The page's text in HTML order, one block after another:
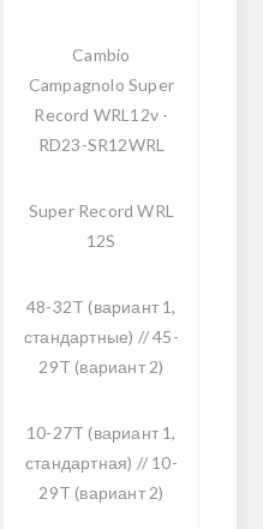
Cambio
Campagnolo Super
Record WRL12v -
RD23-SR12WRL
Super Record WRL
12S
48-32T (вариант 1,
стандартные) // 45-
29T (вариант 2)
10-27T (вариант 1,
стандартная) // 10-
29T (вариант 2)